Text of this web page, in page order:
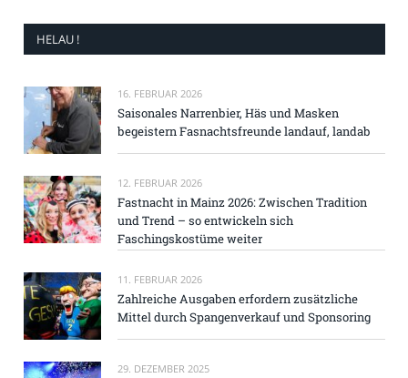
HELAU !
16. FEBRUAR 2026
Saisonales Narrenbier, Häs und Masken
begeistern Fasnachtsfreunde landauf, landab
12. FEBRUAR 2026
Fastnacht in Mainz 2026: Zwischen Tradition
und Trend – so entwickeln sich
Faschingskostüme weiter
11. FEBRUAR 2026
Zahlreiche Ausgaben erfordern zusätzliche
Mittel durch Spangenverkauf und Sponsoring
29. DEZEMBER 2025